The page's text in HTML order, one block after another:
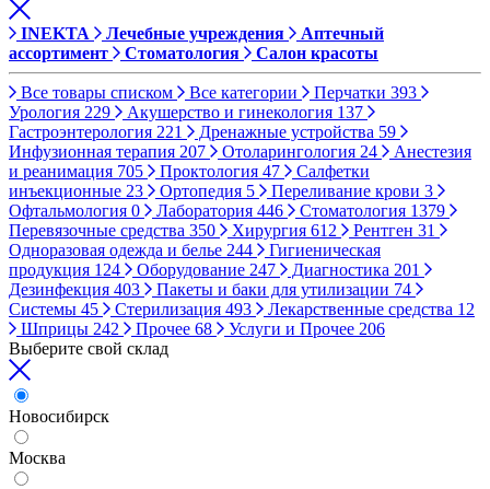
INEKTA Лечебные учреждения
Аптечный
ассортимент
Стоматология Салон красоты
Все товары списком Все категории Перчатки 393
Урология 229 Акушерство и гинекология 137
Гастроэнтерология 221 Дренажные устройства 59
Инфузионная терапия 207 Отоларингология 24
Анестезия
и реанимация 705 Проктология 47
Салфетки
инъекционные 23 Ортопедия 5 Переливание крови 3
Офтальмология 0 Лаборатория 446 Стоматология 1379
Перевязочные средства 350 Хирургия 612 Рентген 31
Одноразовая одежда и белье 244
Гигиеническая
продукция 124 Оборудование 247 Диагностика 201
Дезинфекция 403 Пакеты и баки для утилизации 74
Системы 45 Стерилизация 493 Лекарственные средства 12
Шприцы 242 Прочее 68 Услуги и Прочее 206
Выберите свой склад
Новосибирск
Москва